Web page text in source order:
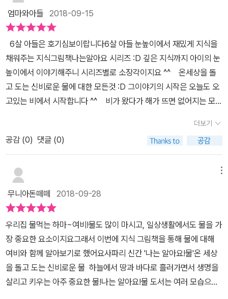
니, 정말 물이 엄청 많다는 게 그림으로 확 다가오네요. 하지만 이렇게
많아 보이는 물이 뜨겁고 건조한 바람이 부는 사막에서는비가 거의
내리지 않아 항상 물이 부족하다는 이야기도 아이들에게 집중적으로
이야기해줘야겠어요. 설명이 아주 많지 않지만, 쉽고 간결한 그림으
로 아이가 많은 정보를 머릿속으로 입력하고, 환경과 자연에 대한 이
해로 자연환경의 중요성에 대해 생각해볼 수 있어...유아들도 어렵지
않게 읽을 수 있습니다. 매일 세수하고, 물을 마시는 우리 아이들에게
리다가 금방 그치는 비를 소나기라고 해요. 또 금방 햇살이 얼굴을 내
밀지요. 신기한 일이 벌어질 거라는 이야기에 아이는 바로 무지개라
고 말하지요. 하지만, 예상은 빗나가고, 색다른 지식을 전해준답니
다. 물웅덩이가 사라진거예요. 물은 뜨거운 햇볕이 내리쬐면 기체가
되어 공기 중으로 퍼져 나가버려요.그걸 수중기라고 하고, 이런 현상
을 '증발'이라고 한답니다. 눈에 보이지는 않지만, 물이 사라지는 것을
알기 위해 2틀전에 컵에 물을 담아놨어요. 그리고 선을 그어 놓아어
요. 처음의 선에서 밑으로 내려간 물을 발견할 수 있었지요. 지구와
물지구표면을 70%를 차지하고 있는 물물이 어떻게 생겨났는지 정확
히 모르지만, 태양계에서 물이 있는 행성은 지구뿐이라고 해요. 그래
고요. 지구본 그림이 있어 이해하기가 쉬웠답니다. 최초의 생명체가
생겨난 곳은 바다였어요. 아주 작은 미생물이점점 육지로 나와 살면
서 환경에 맞게 진화하게 되었고, 오늘날의 다양한 동물이 생겨났답
니다. 진화라는 의미를 알고 있는 아이는 '진화해서 공룡이 생겨난거
구나! '하더라구요. 돌고 도는 물물은 요리조리 변할 수 있고, 어디든
갈 수 있어요.바닷물, 강물등은 액체 상태로 있다가따뜻한 햇볕을 받
아 수증기처럼 기체 상태로 하늘로 올라가 구름을 만들고,주변 공기
가 차가워지면 얼음처럼 단단한 고체상태로 변하는 것을 끊임없이 반
엄마와아들 2018-09-15
6살 아들은 호기심보이랍니다6살 아들 눈높이에서 재밌게 지식을
채워주는 지식그림책나는알아요 시리즈 :D 깊은 지식까지 아이의 눈
높이에서 이야기해주니 시리즈별로 소장각이지요 ^^ 온세상을 돌
고 도는 신비로운 물에 대한 모든것 :D 그이야기의 시작은 오늘도 오
고있는 비에서 시작합니다 ^^ 비가 왔다가 해가 뜨면 없어지는 모습
알고 이야기 할수 있는 시간 나는 알아요 물 과 함께 이루어 진다져 ^
^ 자연스럽게 물이 왜 필요한지 부터 물이 우리몸에서 어떤 역할을
하는지까지 아이가 스스로 물을 찾아 마실수 있게 해준다지요 ^^
책이 넓어지면서 세계에서 만날수 있는 다양한 물까지 넓은 책속에
라서 더더더 좋은건 사실입니다 :D 6살 아들이 제일 좋아하는 시
간은 책 마지막에 나오는 꼬마퀴즈 시간이어요 ^^ 물론 한번 읽고
정답을 다 맞출수는 없어요 ㅋㅋㅋㅋ 하지만 어느새 스스로 찾아 읽
고 또 읽곤 물박사가 되어 있는 아들을 보게 된답니다 ^^ 한참 호기
심이 팡팡 터지는 시기 아이의 눈높이에 맞는 지식을 차곡 차곡 쌓아
주기에 지식그림책 만한게 없는것 같아요 하지만 또 그렇잖아요 지
루하기만 하면 아이가 읽지 않아요 ㅠ.ㅠ 재밌는 지식그림책 나는알
더보기
공감 (0) 댓글 (0)
무니아돈떼떼 2018-09-28
우리집 물먹는 하마~여비!물도 많이 마시고, 일상생활에서도 물을 가
장 중요한 요소이지요그래서 이번에 지식 그림책을 통해 물에 대해
여비와 함께 알아보기로 했어요사파리 신간 '나는 알아요!물'온 세상
을 돌고 도는 신비로운 물 하늘에서 땅과 바다로 흘러가면서 생명을
살리고 키우는 아주 중요한 물!나는 알아요!물 도서는 여러 모습으로